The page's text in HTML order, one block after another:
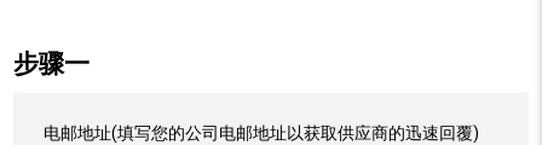
步骤一
电邮地址(填写您的公司电邮地址以获取供应商的迅速回覆)